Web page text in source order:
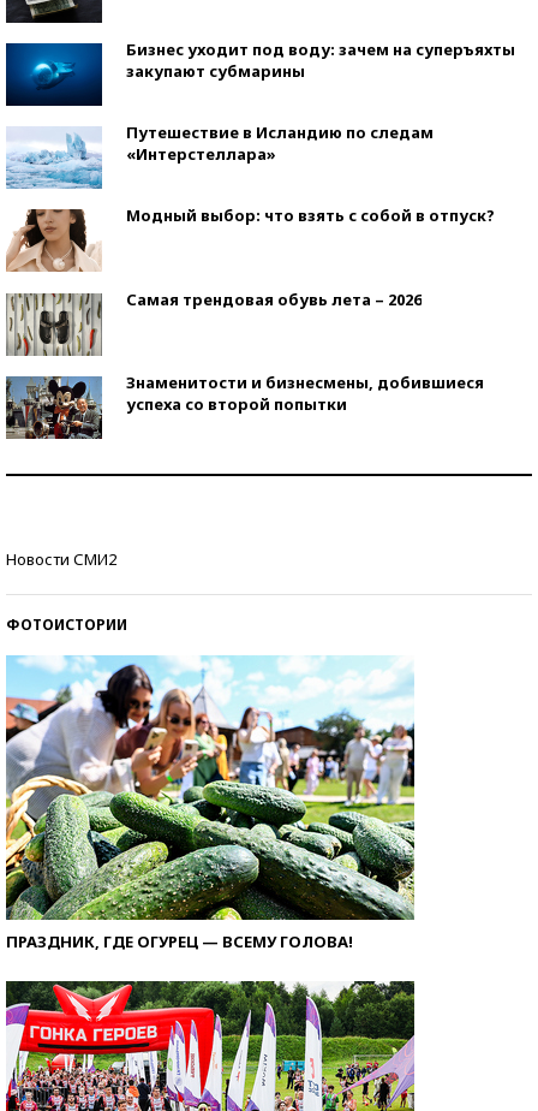
Бизнес уходит под воду: зачем на суперъяхты
закупают субмарины
Путешествие в Исландию по следам
«Интерстеллара»
Модный выбор: что взять с собой в отпуск?
Самая трендовая обувь лета – 2026
Знаменитости и бизнесмены, добившиеся
успеха со второй попытки
Новости СМИ2
ФОТОИСТОРИИ
ПРАЗДНИК, ГДЕ ОГУРЕЦ — ВСЕМУ ГОЛОВА!